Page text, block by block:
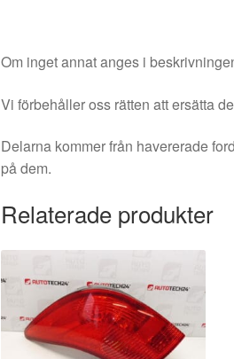
Om inget annat anges i
Vi förbehåller oss rätten att ersätta
Delarna kommer från havererade
på dem.
Relaterade produkter